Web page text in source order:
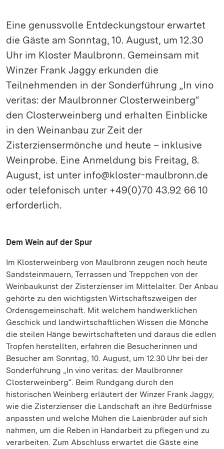
Eine genussvolle Entdeckungstour erwartet
die Gäste am Sonntag, 10. August, um 12.30
Uhr im Kloster Maulbronn. Gemeinsam mit
Winzer Frank Jaggy erkunden die
Teilnehmenden in der Sonderführung „In vino
veritas: der Maulbronner Closterweinberg“
den Closterweinberg und erhalten Einblicke
in den Weinanbau zur Zeit der
Zisterziensermönche und heute – inklusive
Weinprobe. Eine Anmeldung bis Freitag, 8.
August, ist unter info@kloster-maulbronn.de
oder telefonisch unter +49(0)70 43.92 66 10
erforderlich.
Dem Wein auf der Spur
Im Klosterweinberg von Maulbronn zeugen noch heute
Sandsteinmauern, Terrassen und Treppchen von der
Weinbaukunst der Zisterzienser im Mittelalter. Der Anbau
gehörte zu den wichtigsten Wirtschaftszweigen der
Ordensgemeinschaft. Mit welchem handwerklichen
Geschick und landwirtschaftlichen Wissen die Mönche
die steilen Hänge bewirtschafteten und daraus die edlen
Tropfen herstellten, erfahren die Besucherinnen und
Besucher am Sonntag, 10. August, um 12.30 Uhr bei der
Sonderführung „In vino veritas: der Maulbronner
Closterweinberg“. Beim Rundgang durch den
historischen Weinberg erläutert der Winzer Frank Jaggy,
wie die Zisterzienser die Landschaft an ihre Bedürfnisse
anpassten und welche Mühen die Laienbrüder auf sich
nahmen, um die Reben in Handarbeit zu pflegen und zu
verarbeiten. Zum Abschluss erwartet die Gäste eine